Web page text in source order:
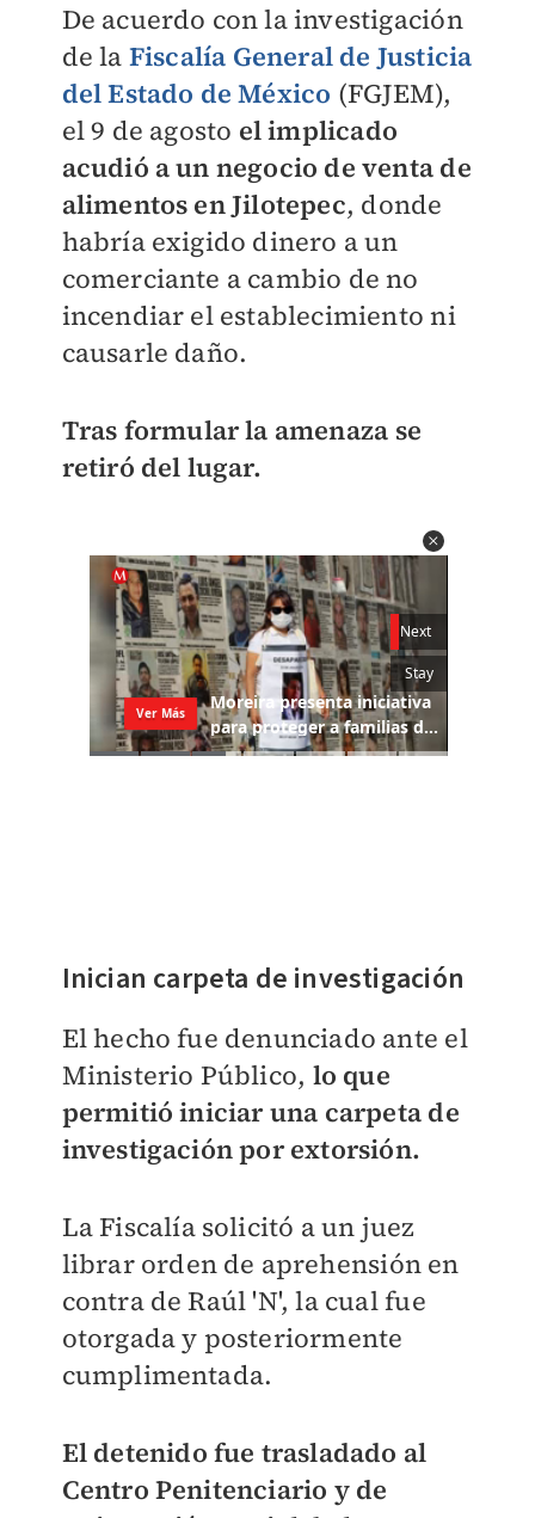
De acuerdo con la investigación
de la Fiscalía General de Justicia
del Estado de México (FGJEM),
el 9 de agosto el implicado
acudió a un negocio de venta de
alimentos en Jilotepec, donde
habría exigido dinero a un
comerciante a cambio de no
incendiar el establecimiento ni
causarle daño.
Tras formular la amenaza se
retiró del lugar.
Inician carpeta de investigación
El hecho fue denunciado ante el
Ministerio Público, lo que
permitió iniciar una carpeta de
investigación por extorsión.
La Fiscalía solicitó a un juez
librar orden de aprehensión en
contra de Raúl 'N', la cual fue
otorgada y posteriormente
cumplimentada.
El detenido fue trasladado al
Centro Penitenciario y de